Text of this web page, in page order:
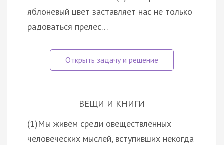
яблоневый цвет заставляет нас не только
радоваться прелес…
ВЕЩИ И КНИГИ
(1)Мы живём среди овеществлённых
человеческих мыслей, вступивших некогда